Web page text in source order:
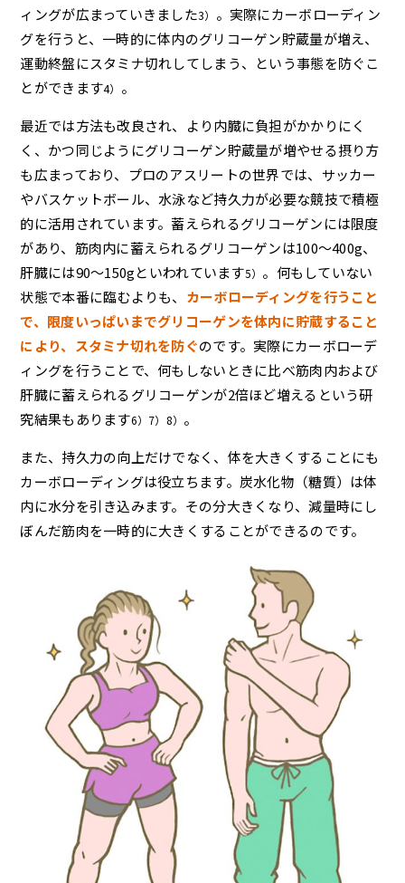
ィングが広まっていきました3） 。実際にカーボローディン
グを行うと、一時的に体内のグリコーゲン貯蔵量が増え、
運動終盤にスタミナ切れしてしまう、という事態を防ぐこ
とができます4） 。
最近では方法も改良され、より内臓に負担がかかりにく
く、かつ同じようにグリコーゲン貯蔵量が増やせる摂り方
も広まっており、プロのアスリートの世界では、サッカー
やバスケットボール、水泳など持久力が必要な競技で積極
的に活用されています。蓄えられるグリコーゲンには限度
があり、筋肉内に蓄えられるグリコーゲンは100～400g、
肝臓には90～150gといわれています5） 。何もしていない
状態で本番に臨むよりも、 カーボローディングを行うこと
で、限度いっぱいまでグリコーゲンを体内に貯蔵すること
により、スタミナ切れを防ぐのです。実際にカーボローデ
ィングを行うことで、何もしないときに比べ筋肉内および
肝臓に蓄えられるグリコーゲンが2倍ほど増えるという研
究結果もあります6）7）8） 。
また、持久力の向上だけでなく、体を大きくすることにも
カーボローディングは役立ちます。炭水化物（糖質）は体
内に水分を引き込みます。その分大きくなり、減量時にし
ぼんだ筋肉を一時的に大きくすることができるのです。